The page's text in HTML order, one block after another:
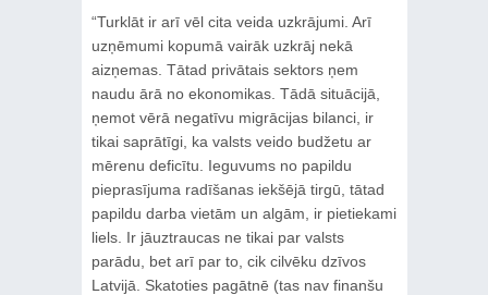
“Turklāt ir arī vēl cita veida uzkrājumi. Arī
uzņēmumi kopumā vairāk uzkrāj nekā
aizņemas. Tātad privātais sektors ņem
naudu ārā no ekonomikas. Tādā situācijā,
ņemot vērā negatīvu migrācijas bilanci, ir
tikai saprātīgi, ka valsts veido budžetu ar
mērenu deficītu. Ieguvums no papildu
pieprasījuma radīšanas iekšējā tirgū, tātad
papildu darba vietām un algām, ir pietiekami
liels. Ir jāuztraucas ne tikai par valsts
parādu, bet arī par to, cik cilvēku dzīvos
Latvijā. Skatoties pagātnē (tas nav finanšu